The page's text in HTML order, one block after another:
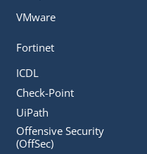
VMware
Fortinet
ICDL
Check-Point
UiPath
Offensive Security
(OffSec)